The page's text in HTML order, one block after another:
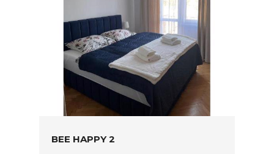
BEE HAPPY 2